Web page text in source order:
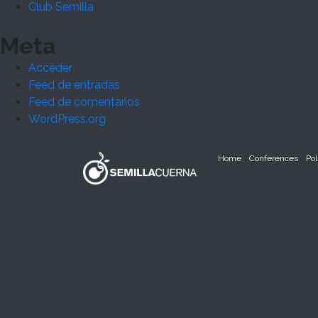
Club Semilla
Meta
Acceder
Feed de entradas
Feed de comentarios
WordPress.org
Home Conferences